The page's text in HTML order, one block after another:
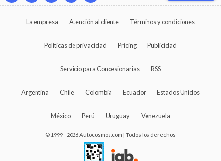
La empresa Atención al cliente Términos y condiciones
Políticas de privacidad Pricing Publicidad
Servicio para Concesionarias RSS
Argentina Chile Colombia Ecuador Estados Unidos
México Perú Uruguay Venezuela
© 1999 - 2026 Autocosmos.com | Todos los derechos